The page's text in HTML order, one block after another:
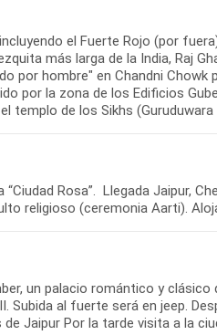
el Fuerte Rojo (por
más larga de la India, Raj
por hombre" en Chandni
por la zona de los Edificios
templo de los Sikhs
Rosa”. Llegada Jaipur,
religioso (ceremonia Aarti).
un palacio romántico y
al fuerte será en jeep.
Jaipur Por la tarde visita a la